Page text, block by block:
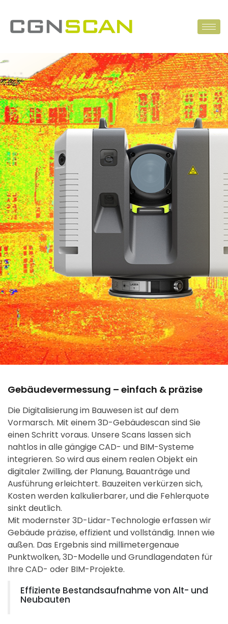
Bestandsdaten – digital, schnell und
millimetergenau.
Kostenloses Angebot anfordern
>>
Gebäudevermessung – einfach & präzise
Die Digitalisierung im Bauwesen ist auf dem
Vormarsch. Mit einem 3D-Gebäudescan sind Sie
einen Schritt voraus. Unsere Scans lassen sich
nahtlos in alle gängige CAD- und BIM-Systeme
integrieren. So wird aus einem realen Objekt ein
digitaler Zwilling, der Planung, Bauanträge und
Ausführung erleichtert. Bauzeiten verkürzen sich,
Kosten werden kalkulierbarer, und die Fehlerquote
sinkt deutlich.
Mit modernster 3D-Lidar-Technologie erfassen wir
Gebäude präzise, effizient und vollständig. Innen wie
außen. Das Ergebnis sind millimetergenaue
Punktwolken, 3D-Modelle und Grundlagendaten für
Ihre CAD- oder BIM-Projekte.
Effiziente Bestandsaufnahme von Alt- und
Neubauten